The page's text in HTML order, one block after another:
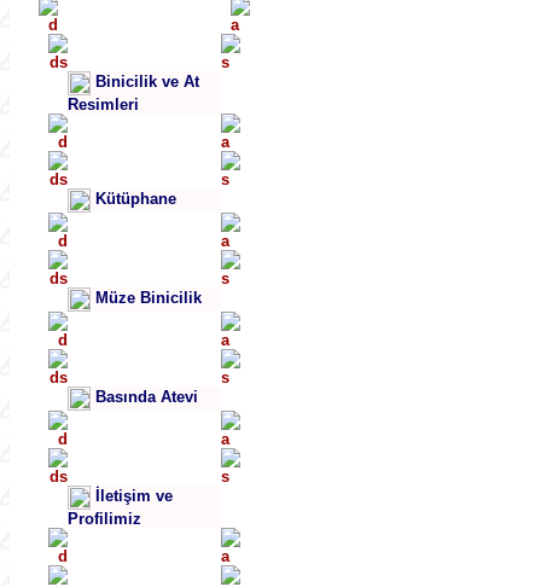
Binicilik ve At
Resimleri
Kütüphane
Müze Binicilik
Basında Atevi
İletişim ve
Profilimiz